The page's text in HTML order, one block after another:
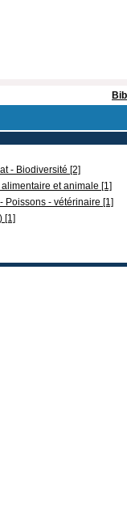
- Biodiversité [2]
et animale [1]
Poissons - vétérinaire [1]
[1]